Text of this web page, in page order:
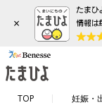
×
TOP 妊娠・